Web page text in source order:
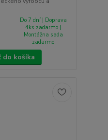
Do 7 dní | Doprava
4ks zadarmo |
Montážna sada
zadarmo
do košíka